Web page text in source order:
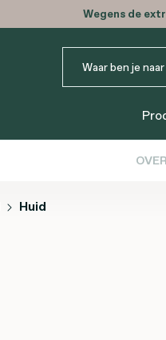
Wegens de
Huid